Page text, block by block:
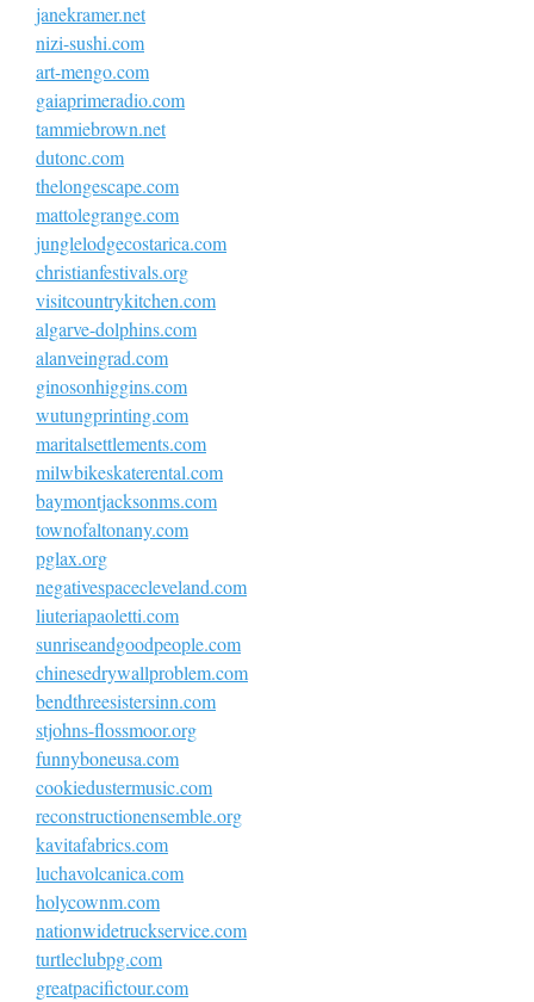
janekramer.net
nizi-sushi.com
art-mengo.com
gaiaprimeradio.com
tammiebrown.net
dutonc.com
thelongescape.com
mattolegrange.com
junglelodgecostarica.com
christianfestivals.org
visitcountrykitchen.com
algarve-dolphins.com
alanveingrad.com
ginosonhiggins.com
wutungprinting.com
maritalsettlements.com
milwbikeskaterental.com
baymontjacksonms.com
townofaltonany.com
pglax.org
negativespacecleveland.com
liuteriapaoletti.com
sunriseandgoodpeople.com
chinesedrywallproblem.com
bendthreesistersinn.com
stjohns-flossmoor.org
funnyboneusa.com
cookiedustermusic.com
reconstructionensemble.org
kavitafabrics.com
luchavolcanica.com
holycownm.com
nationwidetruckservice.com
turtleclubpg.com
greatpacifictour.com